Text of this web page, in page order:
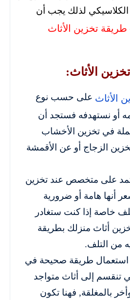
الكلاسيكي لذلك يجب أن
طريقة تخزين الأثاث
الأثاث:
الأثاث على حسب نوع
أو نستهدفه فستجد أن
في تخزين الأخشاب
الزجاج أو عن الأقمشة
على متخصص عند تخزين
أنها هامة أو ضرورية
خاصة إذا كنت ستغادر
أثاث منزلك بطريقة
من التلف.
استعمال طريقة صحيحة في
تنقسم إلى أثاث متواجد
بالمغلقة, فهنا تكون